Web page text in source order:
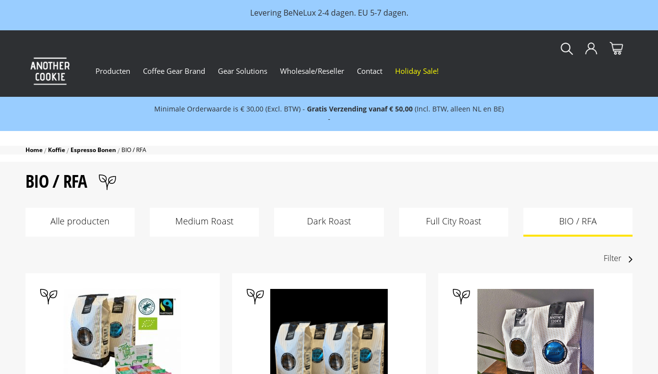
Levering BeNeLux 2-4 dagen. EU 5-7 dagen.
Producten Coffee Gear Brand Gear Solutions Wholesale/Reseller Contact Holiday Sale!
Minimale Orderwaarde is € 30,00 (Excl. BTW) - Gratis Verzending vanaf € 50,00 (Incl. BTW, alleen NL en BE)
-
Home Koffie Espresso Bonen BIO / RFA
BIO / RFA
Alle producten Medium Roast Dark Roast Full City Roast BIO / RFA
Filter